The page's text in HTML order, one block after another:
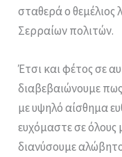
σταθερά ο θεμέλιος
Σερραίων πολιτών.
Έτσι και φέτος σε
διαβεβαιώνουμε
με υψηλό αίσθημα
ευχόμαστε σε όλους
διανύσουμε